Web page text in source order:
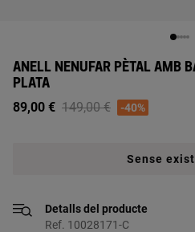
ANELL NENUFAR PÈTAL AMB
PLATA
89,00 € Price reduced from
149,00 €to-40%
Sense
Detalls del producte
Ref. 10028171-C